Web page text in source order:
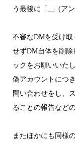
う最後に「_」(ア
不審なDMを受け
せずDM自体を削
ックをお願いいたし
偽アカウントにつ
問い合わせをし、
ることの報告など
またほかにも同様